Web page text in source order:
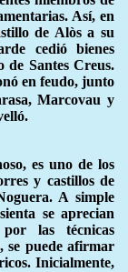
Así, en
de Alòs a su
cedió bienes
de Santes Creus.
en feudo, junto
Marcovau y
es uno de los
y castillos de
A simple
se aprecian
por las técnicas
se puede afirmar
Inicialmente,